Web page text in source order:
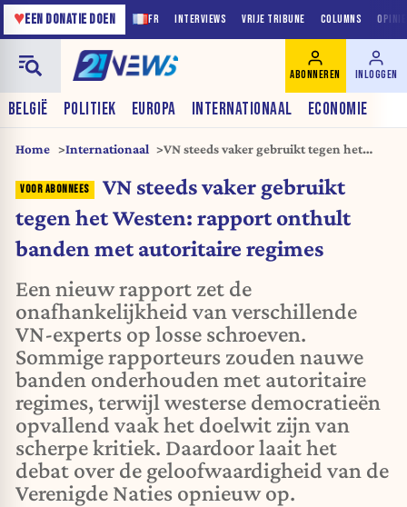
FR INTERVIEWS VRIJE TRIBUNE COLUMNS
♥EEN DONATIE DOEN
BELGIË POLITIEK EUROPA INTERNATIONAAL ECONOMIE
ABONNEREN INLOGGEN
Home Internationaal
VN steeds vaker gebruikt tegen het
autoritaire regimes
VN steeds vaker gebruikt
tegen het Westen: rapport onthult
banden met autoritaire regimes
Een nieuw rapport zet de
onafhankelijkheid van verschillende
VN-experts op losse schroeven.
Sommige rapporteurs zouden nauwe
banden onderhouden met autoritaire
regimes, terwijl westerse democratieën
opvallend vaak het doelwit zijn van
scherpe kritiek. Daardoor laait het
debat over de geloofwaardigheid van de
Verenigde Naties opnieuw op.